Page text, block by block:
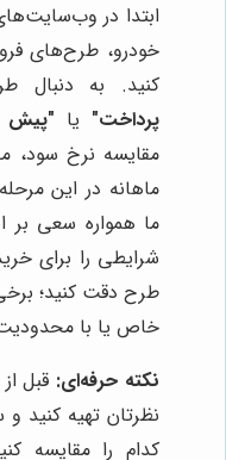
ابتدا در
خودرو، طرح‌های
کنید. به دنبال
پرداخت" یا "پیش
مقایسه نرخ سود،
ماهانه در این
ما همواره سعی بر
شرایطی را برای
طرح دقت کنید؛
خاص یا با
نکته حرفه‌ای: قبل
نظرتان تهیه
کدام را مقایسه